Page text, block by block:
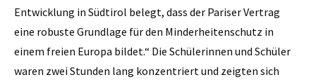
Entwicklung in Südtirol belegt, dass der Pariser Vertrag
eine robuste Grundlage für den Minderheitenschutz in
einem freien Europa bildet.“ Die Schülerinnen und Schüler
waren zwei Stunden lang konzentriert und zeigten sich